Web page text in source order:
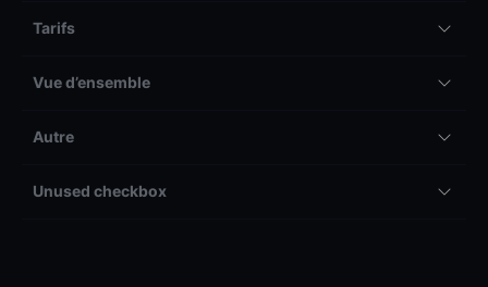
Tarifs
Vue d’ensemble
Autre
Unused checkbox